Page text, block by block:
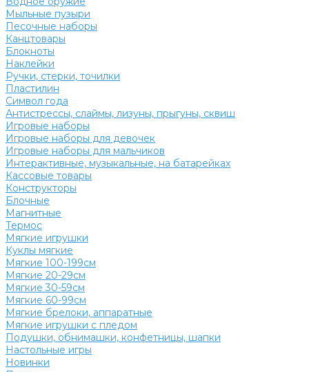
Мыльные пузыри
Песочные наборы
Канцтовары
Блокноты
Наклейки
Ручки, стерки, точилки
Пластилин
Символ года
Антистрессы, слаймы, лизуны, прыгуны, сквиш
Игровые наборы
Игровые наборы для девочек
Игровые наборы для мальчиков
Интерактивные, музыкальные, на батарейках
Кассовые товары
Конструкторы
Блочные
Магнитные
Термос
Мягкие игрушки
Куклы мягкие
Мягкие 100-199см
Мягкие 20-29см
Мягкие 30-59см
Мягкие 60-99см
Мягкие брелоки, аппаратные
Мягкие игрушки с пледом
Подушки, обнимашки, конфетницы, шапки
Настольные игры
Новинки